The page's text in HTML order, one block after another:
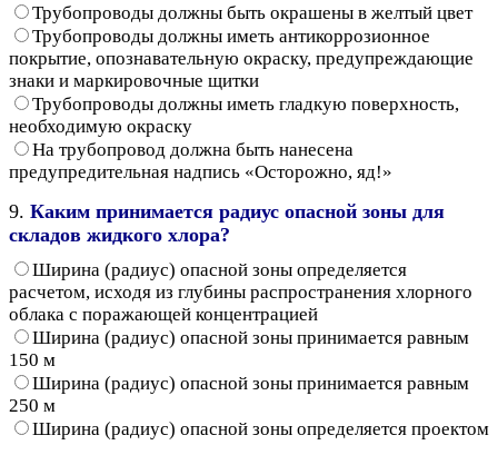
Трубопроводы должны быть окрашены в желтый цвет
Трубопроводы должны иметь антикоррозионное
покрытие, опознавательную окраску, предупреждающие
знаки и маркировочные щитки
Трубопроводы должны иметь гладкую поверхность,
необходимую окраску
На трубопровод должна быть нанесена
предупредительная надпись «Осторожно, яд!»
9. Каким принимается радиус опасной зоны для
складов жидкого хлора?
Ширина (радиус) опасной зоны определяется
расчетом, исходя из глубины распространения хлорного
облака с поражающей концентрацией
Ширина (радиус) опасной зоны принимается равным
150 м
Ширина (радиус) опасной зоны принимается равным
250 м
Ширина (радиус) опасной зоны определяется проектом